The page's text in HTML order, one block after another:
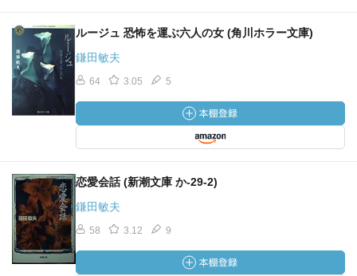
ルージュ 恐怖を運ぶ六人の女 (角川ホラー文庫)
鎌田敏夫
64 3.05 5
恋愛会話 (新潮文庫 か-29-2)
鎌田敏夫
58 3.12 9